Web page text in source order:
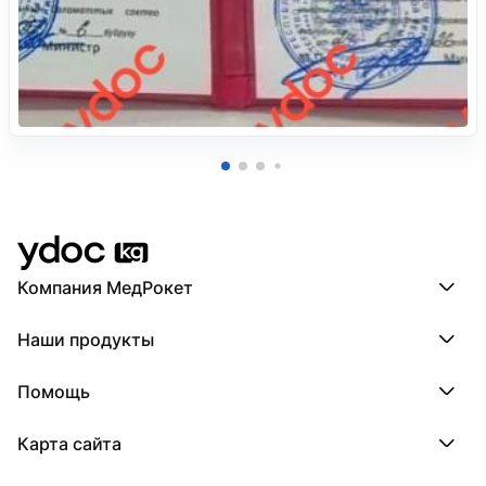
Компания МедРокет
О YDoc
Наши продукты
ПроТаблетки
МедТочка
Помощь
Регистрация врача
Карта сайта